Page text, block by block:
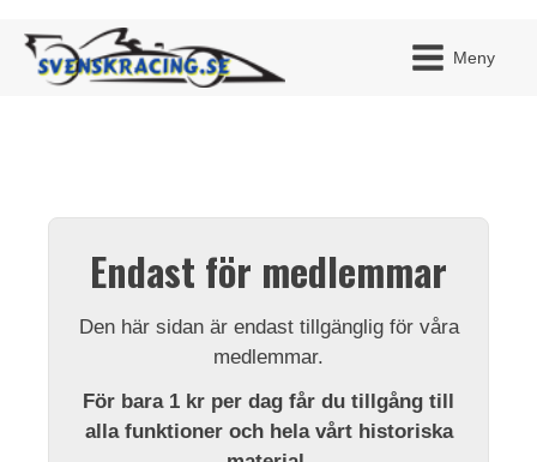
Meny
Endast för medlemmar
Den här sidan är endast tillgänglig för våra
medlemmar.
För bara 1 kr per dag får du tillgång till
alla funktioner och hela vårt historiska